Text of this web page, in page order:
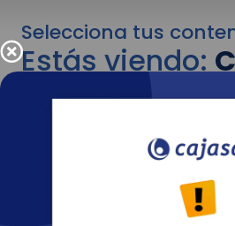
Selecciona tus
Estás viendo:
para personas
Para cambiar al contenido
adelante recuerda utilizar el